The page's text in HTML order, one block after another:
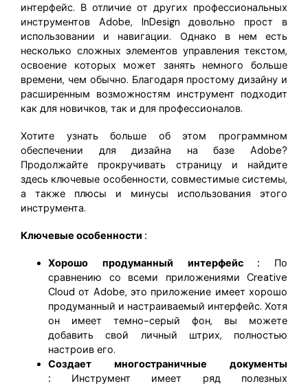
интерфейс. В отличие от других профессиональных
инструментов Adobe, InDesign довольно прост в
использовании и навигации. Однако в нем есть
несколько сложных элементов управления текстом,
освоение которых может занять немного больше
времени, чем обычно. Благодаря простому дизайну и
расширенным возможностям инструмент подходит
как для новичков, так и для профессионалов.
Хотите узнать больше об этом программном
обеспечении для дизайна на базе Adobe?
Продолжайте прокручивать страницу и найдите
здесь ключевые особенности, совместимые системы,
а также плюсы и минусы использования этого
инструмента.
Ключевые особенности :
Хорошо продуманный интерфейс :
По
сравнению со всеми приложениями Creative
Cloud от Adobe, это приложение имеет хорошо
продуманный и настраиваемый интерфейс. Хотя
он имеет темно-серый фон, вы можете
добавить свой личный штрих, полностью
настроив его.
Создает многостраничные документы
:
Инструмент имеет ряд полезных